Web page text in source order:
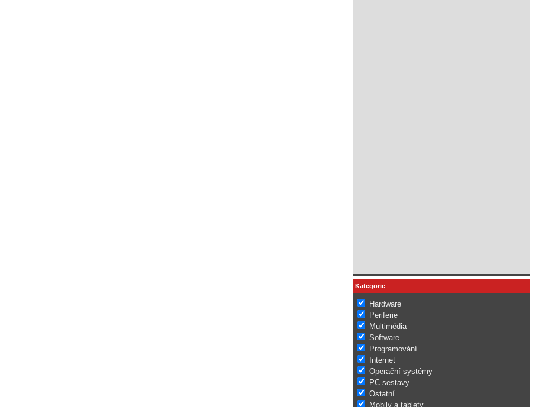
Kategorie
Hardware
Periferie
Multimédia
Software
Programování
Internet
Operační systémy
PC sestavy
Ostatní
Mobily a tablety